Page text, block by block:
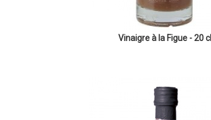
Vinaigre à la Figue - 20 cl